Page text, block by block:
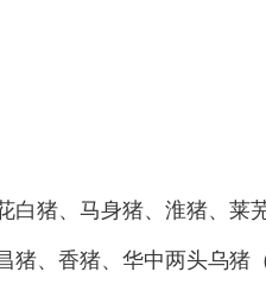
猪、马身猪、淮猪、莱芜
猪、香猪、华中两头乌猪